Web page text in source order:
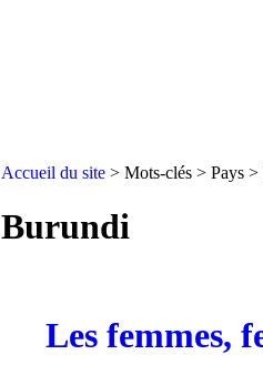
Accueil du site > Mots-clés > Pays
Burundi
Les femmes,